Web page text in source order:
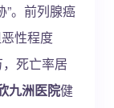
”。前列腺癌
性程度
死亡率居
九洲医院健